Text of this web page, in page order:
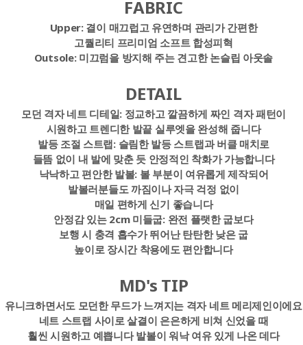
FABRIC
Upper: 결이 매끄럽고 유연하며 관리가 간편한
고퀄리티 프리미엄 소프트 합성피혁
Outsole:미끄럼을 방지해 주는 견고한 논슬립 아웃솔
DETAIL
모던 격자 네트 디테일: 정교하고 깔끔하게 짜인 격자 패턴이
시원하고 트렌디한 발끝 실루엣을 완성해 줍니다
발등 조절 스트랩: 슬림한 발등 스트랩과 버클 매치로
들뜸 없이 내 발에 맞춘 듯 안정적인 착화가 가능합니다
낙낙하고 편안한 발볼: 볼 부분이 여유롭게 제작되어
발볼러분들도 까짐이나 자극 걱정 없이
매일 편하게 신기 좋습니다
안정감 있는 2cm 미들굽:완전 플랫한 굽보다
보행 시 충격 흡수가 뛰어난 탄탄한 낮은 굽
높이로 장시간 착용에도 편안합니다
MD's TIP
유니크하면서도 모던한 무드가 느껴지는 격자 네트 메리제인이에요
네트 스트랩 사이로 살결이 은은하게 비쳐 신었을 때
훨씬 시원하고 예쁩니다 발볼이 워낙 여유 있게 나온 데다